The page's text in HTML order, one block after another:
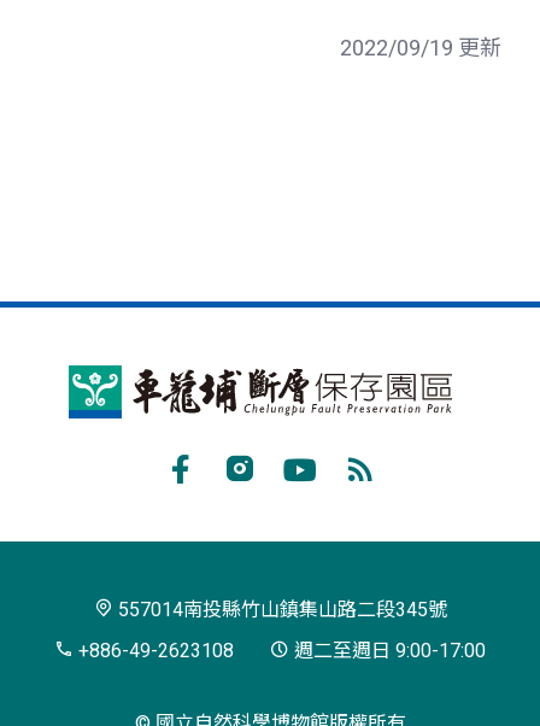
2022/09/19 更新
車
存
閱
557014南投縣竹山鎮集山路二段345號
+886-49-2623108
週二至週日 9:00-17:00